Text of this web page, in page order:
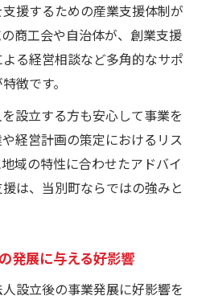
援するための産業支援体制が
商工会や自治体が、創業支援
る経営相談など多角的なサポ
徴です。
設立する方も安心して事業を
経営計画の策定におけるリス
域の特性に合わせたアドバイ
は、当別町ならではの強みと
発展に与える好影響
設立後の事業発展に好影響を